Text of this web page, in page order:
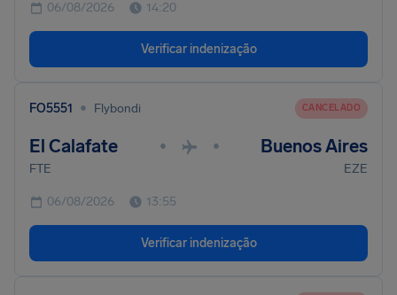
06/08/2026 14:20
Verificar indenização
FO5551 • Flybondi CANCELADO
El Calafate • • Buenos Aires
FTE EZE
06/08/2026 13:55
Verificar indenização